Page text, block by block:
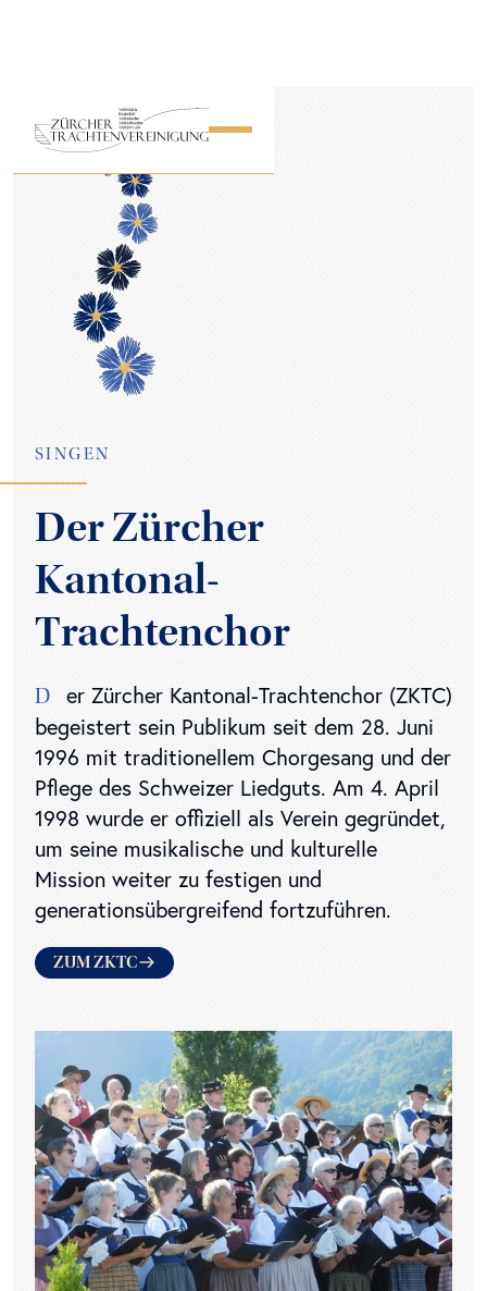
SINGEN
Der Zürcher
Kantonal-
Trachtenchor
D
er Zürcher Kantonal-Trachtenchor (ZKTC)
begeistert sein Publikum seit dem 28. Juni
1996 mit traditionellem Chorgesang und der
Pflege des Schweizer Liedguts. Am 4. April
1998 wurde er offiziell als Verein gegründet,
um seine musikalische und kulturelle
Mission weiter zu festigen und
generationsübergreifend fortzuführen.
ZUM ZKTC